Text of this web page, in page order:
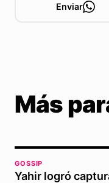
Enviar
Más
GOSSIP
Yahir logró